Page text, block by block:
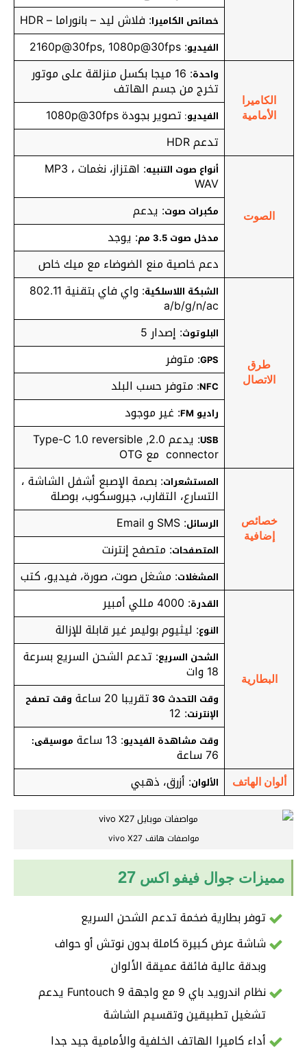
خصائص الكاميرا: فلاش ليد – بانوراما – HDR
الفيديو: 2160p@30fps, 1080p@30fps
الكاميرا
الأمامية
واحدة : 16 ميجا بكسل منزلقة على موتور
تخرج من جسم الهاتف
الفيديو: تصوير بجودة 1080p@30fps
تدعم HDR
الصوت
أنواع صوت التنبيه : اهتزاز، نغمات MP3 ،
WAV
مكبرات صوت: يدعم
مدخل صوت 3.5 مم
: يوجد
دعم خاصية منع الضوضاء مع ميك خاص
طرق
الاتصال
الشبكة اللاسلكية : واي فاي بتقنية 802.11
а/b/g/n/ac
البلوتوث: إصدار 5
GPS: متوفر
NFC
: متوفر حسب البلد
راديو FM : غير موجود
USB : يدعم 2.0, Type-C 1.0 reversible
connector مع OTG
خصائص
إضافية
المستشعرات: بصمة الإصبع أشفل الشاشة ،
التسارع، التقارب، جيروسكوب، بوصلة
الرسائل: SMS و Email
المتصفحات: متصفح إنترنت
المشغلات: مشغل صوت، صورة، فيديو، كتب
البطارية
القدرة: 4000 مللي أمبير
النوع: ليثيوم بوليمر غير قابلة للإزالة
الشحن السريع: تدعم الشحن السريع بسرعة
18 وات
وقت التحدث 3G تقريبا 20 ساعة
وقت تصفح
الإنترنت: 12
وقت مشاهدة الفيديو: 13 ساعة موسيقى:
76 ساعة
ألوان الهاتف الألوان: أزرق، ذهبي
مواصفات هاتف vivo X27
مميزات جوال فيفو اكس 27
توفر بطارية ضخمة تدعم الشحن السريع
شاشة عرض كبيرة كاملة بدون نوتش أو حواف
وبدقة عالية فائقة عميقة الألوان
نظام اندرويد باي 9 مع واجهة Funtouch 9 يدعم
تشغيل تطبيقين وتقسيم الشاشة
أداء كاميرا الهاتف الخلفية والأمامية جيد جدا